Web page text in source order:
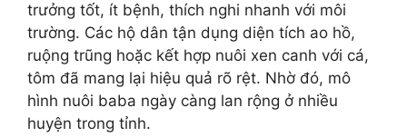
trưởng tốt, ít bệnh, thích nghi nhanh với môi
trường. Các hộ dân tận dụng diện tích ao hồ,
ruộng trũng hoặc kết hợp nuôi xen canh với cá,
tôm đã mang lại hiệu quả rõ rệt. Nhờ đó, mô
hình nuôi baba ngày càng lan rộng ở nhiều
huyện trong tỉnh.